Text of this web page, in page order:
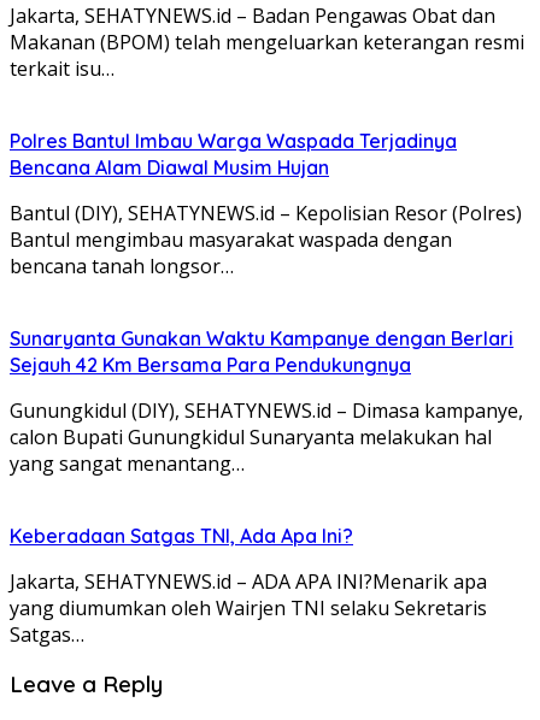
Jakarta, SEHATYNEWS.id – Badan Pengawas Obat dan
Makanan (BPOM) telah mengeluarkan keterangan resmi
terkait isu…
Polres Bantul Imbau Warga Waspada Terjadinya
Bencana Alam Diawal Musim Hujan
Bantul (DIY), SEHATYNEWS.id – Kepolisian Resor (Polres)
Bantul mengimbau masyarakat waspada dengan
bencana tanah longsor…
Sunaryanta Gunakan Waktu Kampanye dengan Berlari
Sejauh 42 Km Bersama Para Pendukungnya
Gunungkidul (DIY), SEHATYNEWS.id – Dimasa kampanye,
calon Bupati Gunungkidul Sunaryanta melakukan hal
yang sangat menantang…
Keberadaan Satgas TNI, Ada Apa Ini?
Jakarta, SEHATYNEWS.id – ADA APA INI?Menarik apa
yang diumumkan oleh Wairjen TNI selaku Sekretaris
Satgas…
Leave a Reply